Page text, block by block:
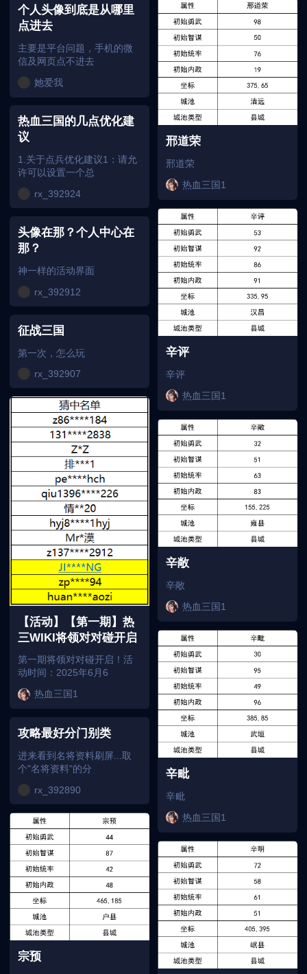
个人头像到底是从哪里
点进去
主要是平台问题，手机的微
信及网页点不进去
她爱我
热血三国的几点优化建
议
1.关于点兵优化建议1：请允
许可以设置一个总
rx_392924
头像在那？个人中心在
那？
神一样的活动界面
rx_392912
征战三国
第一次，怎么玩
rx_392907
【活动】【第一期】热
三WIKI将领对对碰开启
第一期将领对对碰开启！活
动时间：2025年6月6
热血三国1
攻略最好分门别类
进来看到名将资料刷屏...取
个"名将资料"的分
rx_392890
宗预
邢道荣
邢道荣
热血三国1
辛评
辛评
热血三国1
辛敞
辛敞
热血三国1
辛毗
辛毗
热血三国1